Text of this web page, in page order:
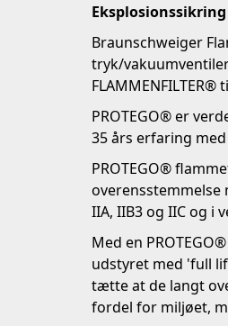
Braunschweiger
tryk/
PROTEGO® er
35 års erfaring
PROTEGO®
overensstemmelse
IIA, IIB3 og IIC og
Med en
udstyret med 'full
tætte at de langt
fordel for miljøet,